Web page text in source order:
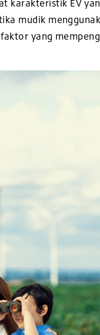
karakteristik EV
mudik
faktor yang